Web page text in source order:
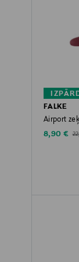
FALKE
Airport
8,90 €